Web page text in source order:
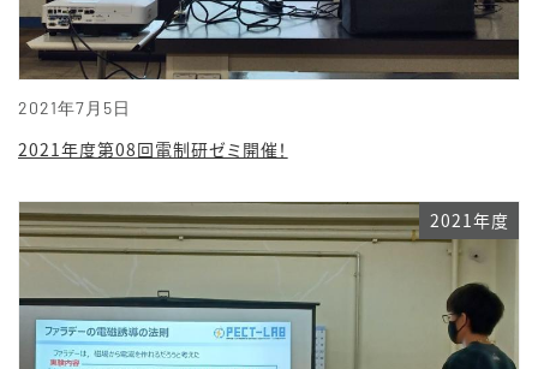
2021年7月5日
2021年度第08回電制研ゼミ開催！
2021年度